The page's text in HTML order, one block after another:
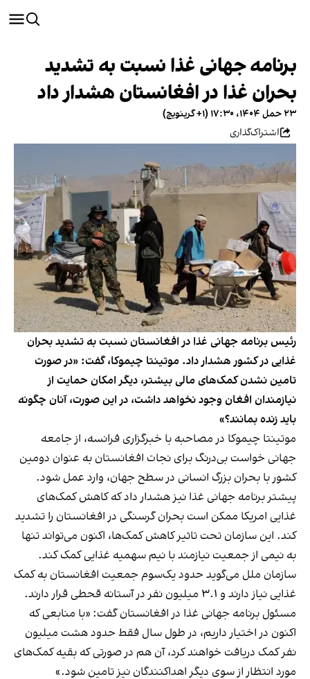
برنامه جهانی غذا نسبت به تشدید
بحران غذا در افغانستان هشدار داد
۲۳ حمل ۱۴۰۴، ۱۷:۳۰ (‎+۱ گرینویچ)
اشتراک‌گذاری
رئیس برنامه جهانی غذا در افغانستان نسبت به تشدید بحران
غذایی در کشور هشدار داد. موتینتا چیموکا، گفت: «در صورت
تامین نشدن کمک‌های مالی بیشتر، دیگر امکان حمایت از
نیازمندان افغان وجود نخواهد داشت، در این‌ صورت، آنان چگونه
باید زنده بمانند؟»
موتینتا چیموکا در مصاحبه با خبرگزاری فرانسه، از جامعه
جهانی خواست بی‌درنگ برای نجات افغانستان به عنوان دومین
کشور با بحران بزرگ انسانی در سطح جهان، وارد عمل شود.
پیشتر برنامه جهانی غذا نیز هشدار داد که کاهش کمک‌های
غذایی امریکا ممکن است بحران گرسنگی در افغانستان را تشدید
کند. این سازمان تحت تاثیر کاهش کمک‌ها، اکنون می‌تواند تنها
به نیمی از جمعیت نیازمند با نیم سهمیه غذایی کمک کند.
سازمان ملل می‌گوید حدود یک‌سوم جمعیت افغانستان به کمک
غذایی نیاز دارند و ۳.۱ میلیون نفر در آستانه قحطی قرار دارند.
مسئول برنامه جهانی غذا در افغانستان گفت: «با منابعی که
اکنون در اختیار داریم، در طول سال فقط حدود هشت میلیون
نفر کمک دریافت خواهند کرد، آن هم در صورتی که بقیه کمک‌های
مورد انتظار از سوی دیگر اهداکنندگان نیز تامین شود.»